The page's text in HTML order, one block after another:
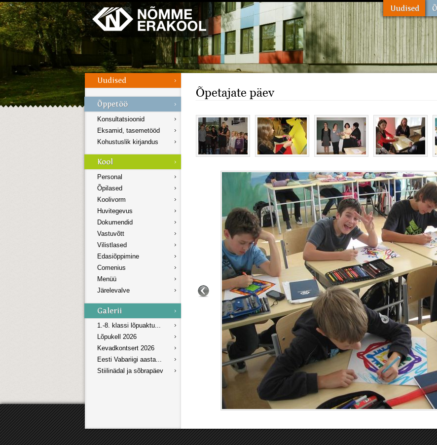
Menüü
Galerii
Konsultatsioonid
Eksamid, tasemetööd
Kohustuslik kirjandus
Personal
Õpilased
Koolivorm
Huvitegevus
Dokumendid
Vastuvõtt
Vilistlased
Edasiõppimine
Comenius
Menüü
Järelevalve
1.-8. klassi lõpuaktu...
Lõpukell 2026
Kevadkontsert 2026
Eesti Vabariigi aasta...
Stiilinädal ja sõbrapäev
Õpetajate päev